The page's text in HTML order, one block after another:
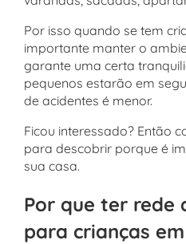
Por isso quando se tem
importante manter o
garante uma certa
pequenos estarão em
de acidentes é menor.
Ficou interessado? Então
para descobrir porque é
sua casa.
Por que ter rede
para crianças